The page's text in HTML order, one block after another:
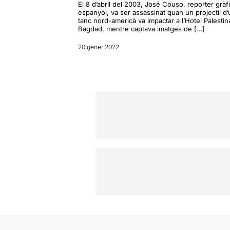
El 8 d’abril del 2003, José Couso, reporter
espanyol, va ser assassinat quan un projectil
tanc nord-americà va impactar a l’Hotel
Bagdad, mentre captava imatges de […]
20 gener 2022